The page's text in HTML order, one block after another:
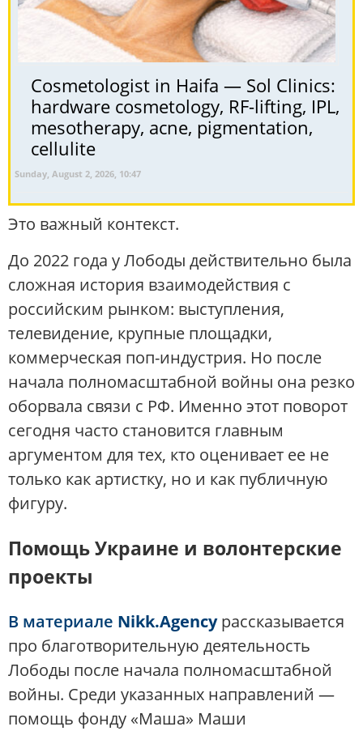
Cosmetologist in Haifa — Sol Clinics:
hardware cosmetology, RF-lifting, IPL,
mesotherapy, acne, pigmentation,
cellulite
Sunday, August 2, 2026, 10:47
Это важный контекст.
До 2022 года у Лободы действительно была
сложная история взаимодействия с
российским рынком: выступления,
телевидение, крупные площадки,
коммерческая поп-индустрия. Но после
начала полномасштабной войны она резко
оборвала связи с РФ. Именно этот поворот
сегодня часто становится главным
аргументом для тех, кто оценивает ее не
только как артистку, но и как публичную
фигуру.
Помощь Украине и волонтерские
проекты
В материале Nikk.Agencyрассказывается
про благотворительную деятельность
Лободы после начала полномасштабной
войны. Среди указанных направлений —
помощь фонду «Маша» Маши